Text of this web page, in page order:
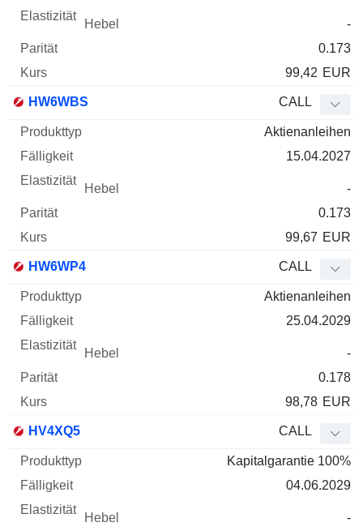
-
0.173
99,42 EUR
HW6WBS CALL
Aktienanleihen
15.04.2027
-
0.173
99,67 EUR
HW6WP4 CALL
Aktienanleihen
25.04.2029
-
0.178
98,78 EUR
HV4XQ5 CALL
Kapitalgarantie 100%
04.06.2029
-